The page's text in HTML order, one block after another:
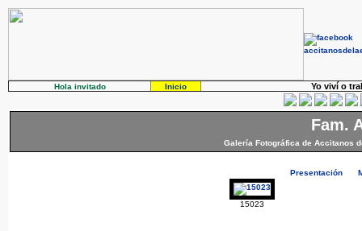
Hola invitado Inicio Yo viví o
Fam.
Galería Fotográfica de Accitanos
Presentación
15023